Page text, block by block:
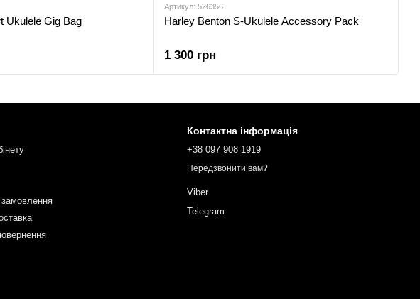
Ukulele Gig Bag
Артикул: 526356
Harley Benton S-Ukulele Accessory Pack
1 300 грн
замовлення
Контактна інформація
+38 097 908 1919
Передзвонити вам?
Viber
Telegram